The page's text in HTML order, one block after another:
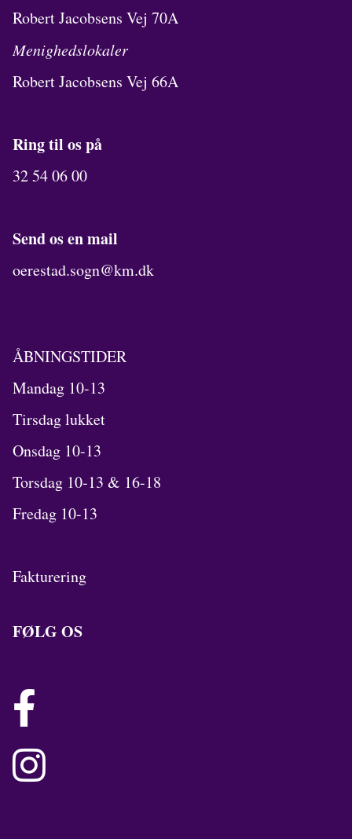
Robert Jacobsens Vej 70A
Menighedslokaler
Robert Jacobsens Vej 66A
Ring til os på
32 54 06 00
Send os en mail
oerestad.sogn@km.dk
ÅBNINGSTIDER
Mandag 10-13
Tirsdag lukket
Onsdag 10-13
Torsdag 10-13 & 16-18
Fredag 10-13
Fakturering
FØLG OS

